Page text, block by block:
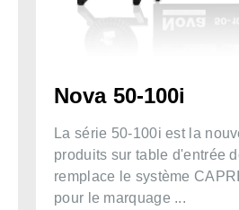
Nova 50-100i
La série 50-100i est la
produits sur table d'entrée
remplace le système
pour le marquage ...